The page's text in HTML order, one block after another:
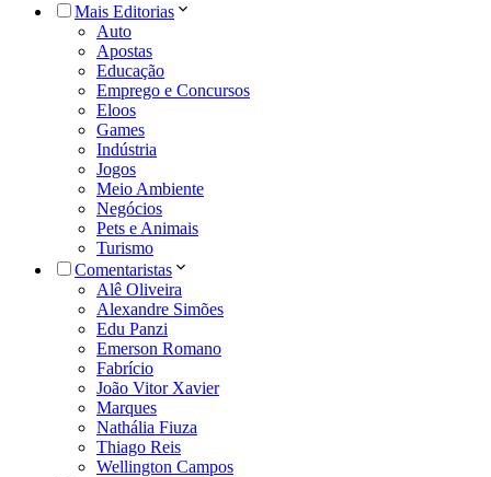
Mais Editorias
Auto
Apostas
Educação
Emprego e Concursos
Eloos
Games
Indústria
Jogos
Meio Ambiente
Negócios
Pets e Animais
Turismo
Comentaristas
Alê Oliveira
Alexandre Simões
Edu Panzi
Emerson Romano
Fabrício
João Vitor Xavier
Marques
Nathália Fiuza
Thiago Reis
Wellington Campos